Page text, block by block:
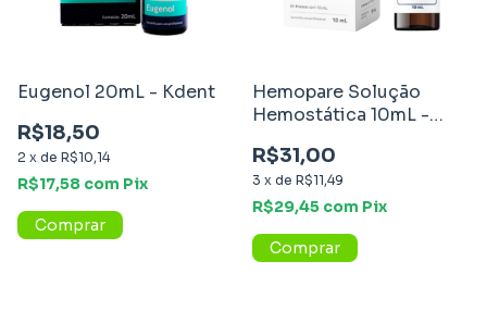
Eugenol 20mL - Kdent
R$18,50
2 x de R$10,14
R$17,58 com Pix
Hemopare Solução
Hemostática 10mL -
R$31,00
3 x de R$11,49
R$29,45 com Pix